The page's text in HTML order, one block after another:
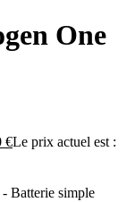
One
€Le prix actuel est :
Batterie simple